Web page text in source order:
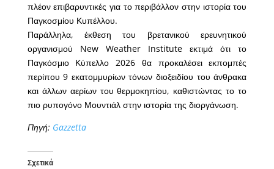
πλέον επιβαρυντικές για το περιβάλλον στην ιστορία του
Παγκοσμίου Κυπέλλου.
Παράλληλα, έκθεση του βρετανικού ερευνητικού
οργανισμού New Weather Institute εκτιμά ότι το
Παγκόσμιο Κύπελλο 2026 θα προκαλέσει εκπομπές
περίπου 9 εκατομμυρίων τόνων διοξειδίου του άνθρακα
και άλλων αερίων του θερμοκηπίου, καθιστώντας το το
πιο ρυπογόνο Μουντιάλ στην ιστορία της διοργάνωση.
Πηγή: Gazzetta
Σχετικά